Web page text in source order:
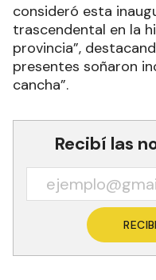
consideró esta
trascendental en la
provincia”,
presentes soñaron
cancha”.
Recibí las